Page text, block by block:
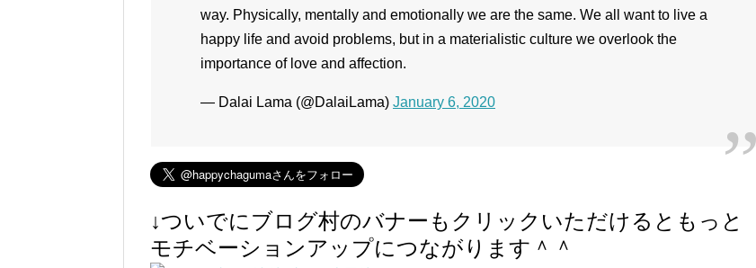
way. Physically, mentally and emotionally we are the same. We all want to live a
happy life and avoid problems, but in a materialistic culture we overlook the
importance of love and affection.
— Dalai Lama (@DalaiLama) January 6, 2020
↓ついでにブログ村のバナーもクリックいただけるともっと
モチベーションアップにつながります＾＾